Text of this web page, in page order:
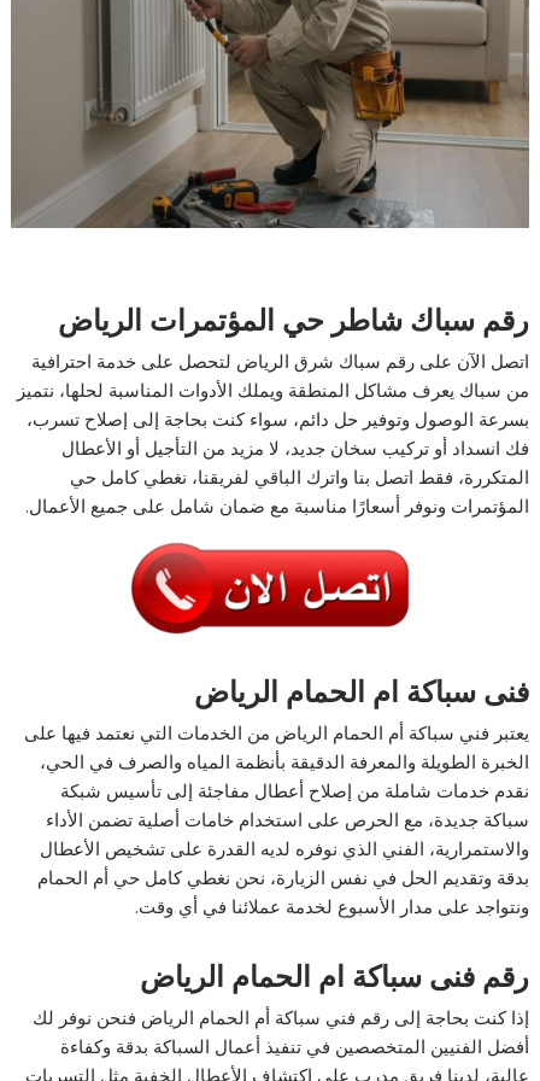
رقم سباك شاطر حي المؤتمرات الرياض
اتصل الآن على رقم سباك شرق الرياض لتحصل على خدمة احترافية
من سباك يعرف مشاكل المنطقة ويملك الأدوات المناسبة لحلها، نتميز
بسرعة الوصول وتوفير حل دائم، سواء كنت بحاجة إلى إصلاح تسرب،
فك انسداد أو تركيب سخان جديد، لا مزيد من التأجيل أو الأعطال
المتكررة، فقط اتصل بنا واترك الباقي لفريقنا، نغطي كامل حي
المؤتمرات ونوفر أسعارًا مناسبة مع ضمان شامل على جميع الأعمال.
فنى سباكة ام الحمام الرياض
يعتبر فني سباكة أم الحمام الرياض من الخدمات التي نعتمد فيها على
الخبرة الطويلة والمعرفة الدقيقة بأنظمة المياه والصرف في الحي،
نقدم خدمات شاملة من إصلاح أعطال مفاجئة إلى تأسيس شبكة
سباكة جديدة، مع الحرص على استخدام خامات أصلية تضمن الأداء
والاستمرارية، الفني الذي نوفره لديه القدرة على تشخيص الأعطال
بدقة وتقديم الحل في نفس الزيارة، نحن نغطي كامل حي أم الحمام
ونتواجد على مدار الأسبوع لخدمة عملائنا في أي وقت.
رقم فنى سباكة ام الحمام الرياض
إذا كنت بحاجة إلى رقم فني سباكة أم الحمام الرياض فنحن نوفر لك
أفضل الفنيين المتخصصين في تنفيذ أعمال السباكة بدقة وكفاءة
عالية، لدينا فريق مدرب على اكتشاف الأعطال الخفية مثل التسربات